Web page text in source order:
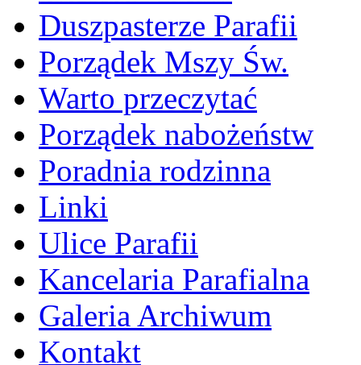
Duszpasterze Parafii
Porządek Mszy Św.
Warto przeczytać
Porządek nabożeństw
Poradnia rodzinna
Linki
Ulice Parafii
Kancelaria Parafialna
Galeria Archiwum
Kontakt